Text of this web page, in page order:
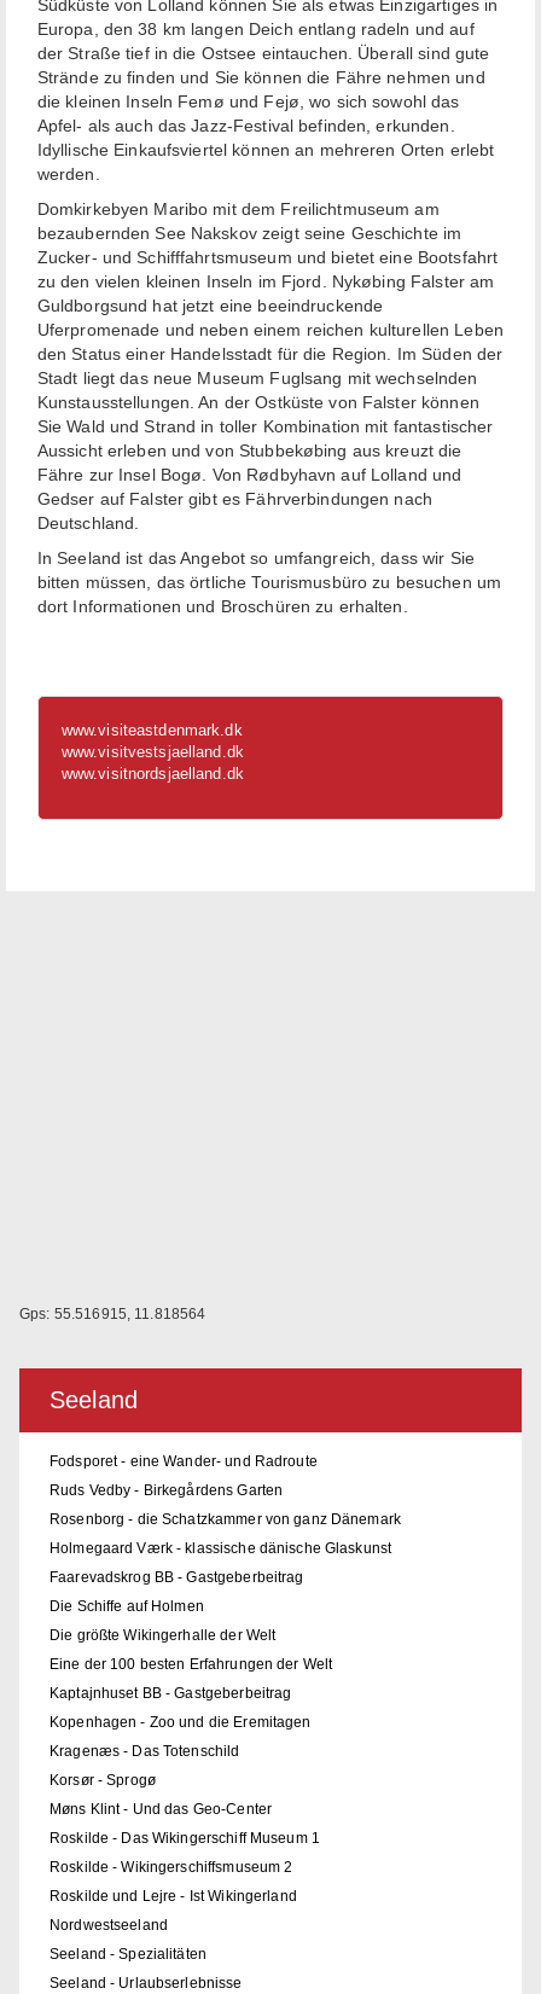
Südküste von Lolland können Sie als etwas Einzigartiges in
Europa, den 38 km langen Deich entlang radeln und auf
der Straße tief in die Ostsee eintauchen. Überall sind gute
Strände zu finden und Sie können die Fähre nehmen und
die kleinen Inseln Femø und Fejø, wo sich sowohl das
Apfel- als auch das Jazz-Festival befinden, erkunden.
Idyllische Einkaufsviertel können an mehreren Orten erlebt
werden.
Domkirkebyen Maribo mit dem Freilichtmuseum am
bezaubernden See Nakskov zeigt seine Geschichte im
Zucker- und Schifffahrtsmuseum und bietet eine Bootsfahrt
zu den vielen kleinen Inseln im Fjord. Nykøbing Falster am
Guldborgsund hat jetzt eine beeindruckende
Uferpromenade und neben einem reichen kulturellen Leben
den Status einer Handelsstadt für die Region. Im Süden der
Stadt liegt das neue Museum Fuglsang mit wechselnden
Kunstausstellungen. An der Ostküste von Falster können
Sie Wald und Strand in toller Kombination mit fantastischer
Aussicht erleben und von Stubbekøbing aus kreuzt die
Fähre zur Insel Bogø. Von Rødbyhavn auf Lolland und
Gedser auf Falster gibt es Fährverbindungen nach
Deutschland.
In Seeland ist das Angebot so umfangreich, dass wir Sie
bitten müssen, das örtliche Tourismusbüro zu besuchen um
dort Informationen und Broschüren zu erhalten.
www.visiteastdenmark.dk
www.visitvestsjaelland.dk
www.visitnordsjaelland.dk
Gps: 55.516915, 11.818564
Seeland
Fodsporet - eine Wander- und Radroute
Ruds Vedby - Birkegårdens Garten
Rosenborg - die Schatzkammer von ganz Dänemark
Holmegaard Værk - klassische dänische Glaskunst
Faarevadskrog BB - Gastgeberbeitrag
Die Schiffe auf Holmen
Die größte Wikingerhalle der Welt
Eine der 100 besten Erfahrungen der Welt
Kaptajnhuset BB - Gastgeberbeitrag
Kopenhagen - Zoo und die Eremitagen
Kragenæs - Das Totenschild
Korsør - Sprogø
Møns Klint - Und das Geo-Center
Roskilde - Das Wikingerschiff Museum 1
Roskilde - Wikingerschiffsmuseum 2
Roskilde und Lejre - Ist Wikingerland
Nordwestseeland
Seeland - Spezialitäten
Seeland - Urlaubserlebnisse